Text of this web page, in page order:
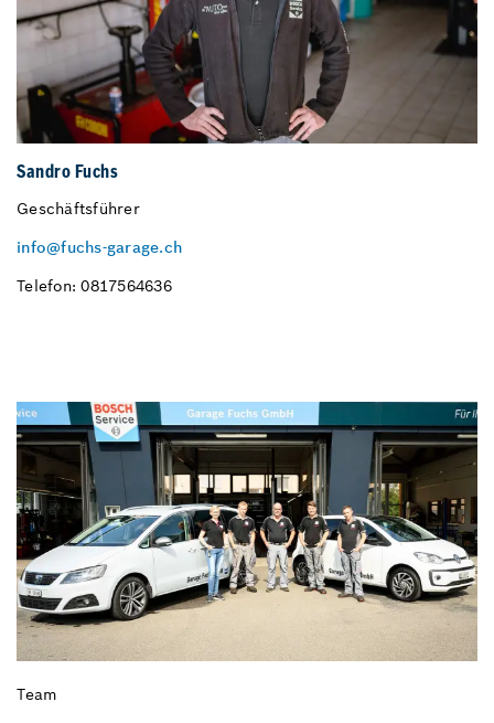
Sandro Fuchs
Geschäftsführer
info@fuchs-garage.ch
Telefon: 0817564636
Team